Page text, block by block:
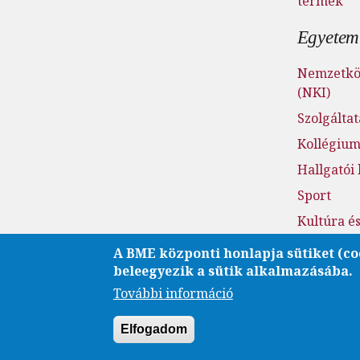
(NKI)
Hallgatói
Sport
Kultúra
A BME központi honlapja sütiket
beleegyezik a sütik alkalmazásába.
További információ
Elfogadom